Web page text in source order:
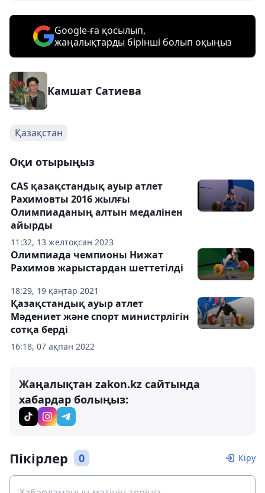
Google-ға қосылып,
жаңалықтарды бірінші болып оқыңыз
Камшат Сатиева
Қазақстан
Оқи отырыңыз
11:32, 13 желтоқсан 2023
CAS қазақстандық ауыр атлет
Рахимовты 2016 жылғы
Олимпиаданың алтын медалінен
айырды
18:29, 19 қаңтар 2021
Олимпиада чемпионы Нижат
Рахимов жарыстардан шеттетілді
16:18, 07 ақпан 2022
Қазақстандық ауыр атлет
Мәдениет және спорт министрлігін
сотқа берді
Жаңалықтан zakon.kz сайтында
хабардар болыңыз:
Пікірлер 0 Кіру